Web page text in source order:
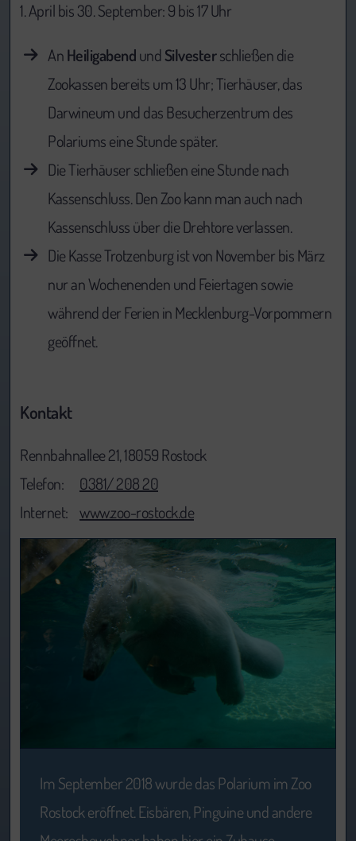
1. April bis 30. September: 9 bis 17 Uhr
AnHeiligabendundSilvesterschließen die
Zookassen bereits um 13 Uhr; Tierhäuser, das
Darwineum und das Besucherzentrum des
Polariums eine Stunde später.
Die Tierhäuser schließen eine Stunde nach
Kassenschluss. Den Zoo kann man auch nach
Kassenschluss über die Drehtore verlassen.
Die Kasse Trotzenburg ist von November bis März
nur an Wochenenden und Feiertagen sowie
während der Ferien in Mecklenburg-Vorpommern
geöffnet.
Kontakt
Rennbahnallee 21, 18059 Rostock
Telefon:
0381/ 208 20
Internet: www.zoo-rostock.de
Im September 2018 wurde das Polarium im Zoo
Rostock eröffnet. Eisbären, Pinguine und andere